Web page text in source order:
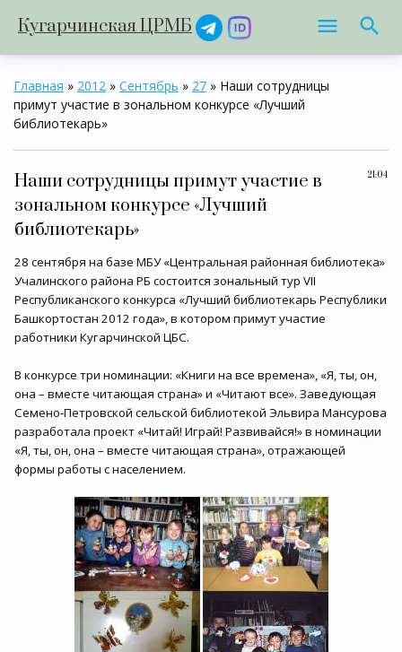
Кугарчинская ЦРМБ
Главная » 2012 » Сентябрь » 27 » Наши сотрудницы
примут участие в зональном конкурсе «Лучший
библиотекарь»
21:04
Наши сотрудницы примут участие в
зональном конкурсе «Лучший
библиотекарь»
28 сентября на базе МБУ «Центральная районная библиотека»
Учалинского района РБ состоится зональный тур VII
Республиканского конкурса «Лучший библиотекарь Республики
Башкортостан 2012 года», в котором примут участие
работники Кугарчинской ЦБС.
В конкурсе три номинации: «Книги на все времена», «Я, ты, он,
она – вместе читающая страна» и «Читают все». Заведующая
Семено-Петровской сельской библиотекой Эльвира Мансурова
разработала проект «Читай! Играй! Развивайся!» в номинации
«Я, ты, он, она – вместе читающая страна», отражающей
формы работы с населением.